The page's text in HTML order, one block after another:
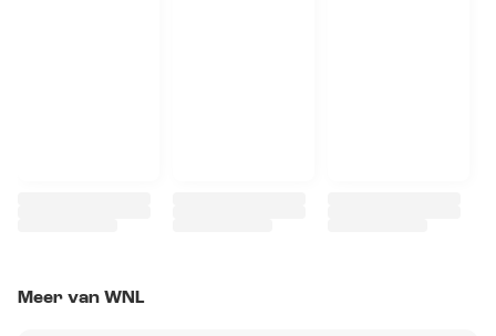
Meer van WNL